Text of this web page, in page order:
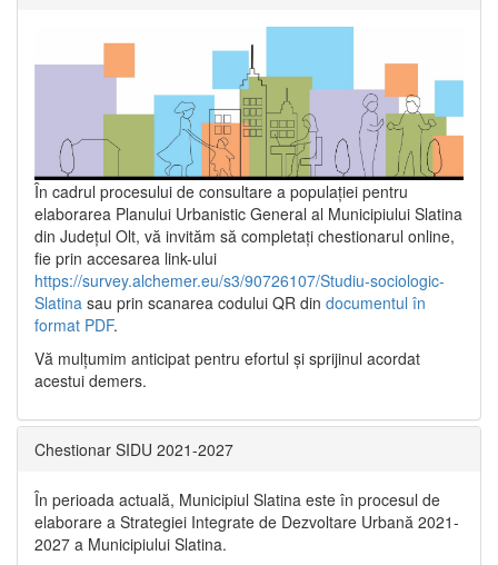
În cadrul procesului de consultare a populaţiei pentru
elaborarea Planului Urbanistic General al Municipiului Slatina
din Județul Olt, vă invităm să completați chestionarul online,
fie prin accesarea link-ului
https://survey.alchemer.eu/s3/90726107/Studiu-sociologic-
Slatina sau prin scanarea codului QR din documentul în
format PDF.
Vă mulţumim anticipat pentru efortul şi sprijinul acordat
acestui demers.
Chestionar SIDU 2021-2027
În perioada actuală, Municipiul Slatina este în procesul de
elaborare a Strategiei Integrate de Dezvoltare Urbană 2021‐
2027 a Municipiului Slatina.